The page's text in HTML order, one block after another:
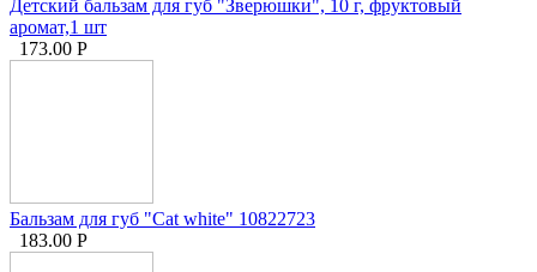
Детский бальзам для губ "Зверюшки", 10 г, фруктовый
аромат,1 шт
173.00 Р
Бальзам для губ "Cat white" 10822723
183.00 Р